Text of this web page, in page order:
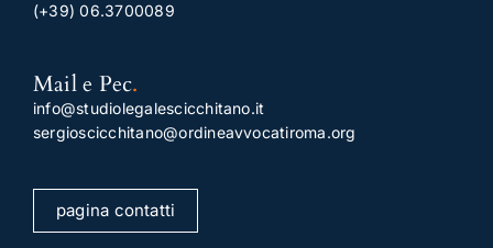
(+39) 06.3700089
Mail e Pec.
info@studiolegalescicchitano.it
sergioscicchitano@ordineavvocatiroma.org
pagina contatti